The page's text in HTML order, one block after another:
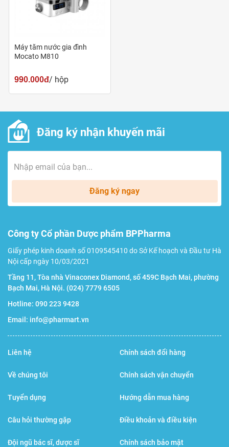
Máy tăm nước gia đình
Mocato M810
990.000đ/ hộp
Đăng ký nhận khuyến mãi
Đăng ký ngay
Công ty Cổ phần Dược phẩm BPPharma
Giấy phép kinh doanh số 0109545410 do Sở Kế hoạch và Đầu tư Hà
Nội cấp ngày 10/03/2021
Tầng 11, Tòa nhà Vinaconex Diamond, số 459C Bạch Mai, phường
Bạch Mai, Hà Nội. (024) 7779 6505
Hotline: 090 223 9428
Email: info@pharmart.vn
Liên hệ
Về chúng tôi
Tuyển dụng
Câu hỏi thường gặp
Đội ngũ bác sĩ, dược sĩ
Chính sách đổi hàng
Chính sách vận chuyển
Hướng dẫn mua hàng
Điều khoản và điều kiện
Chính sách bảo mật